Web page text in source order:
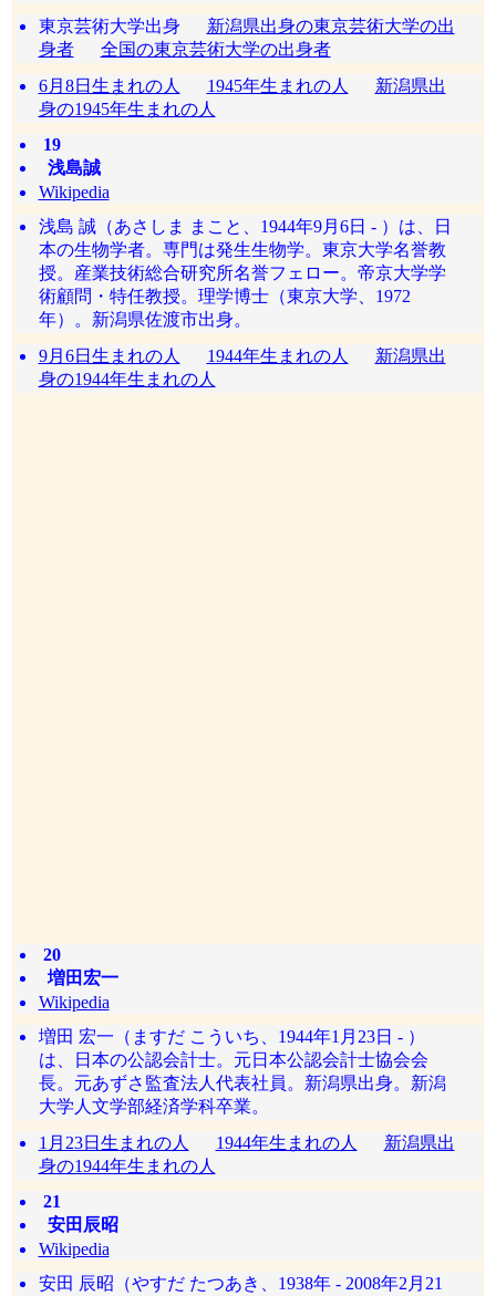
東京芸術大学出身 新潟県出身の東京芸術大学の出
身者
全国の東京芸術大学の出身者
6月8日生まれの人
1945年生まれの人
新潟県出
身の1945年生まれの人
19
浅島誠
Wikipedia
浅島 誠（あさしま まこと、1944年9月6日 - ）は、日
本の生物学者。専門は発生生物学。東京大学名誉教
授。産業技術総合研究所名誉フェロー。帝京大学学
術顧問・特任教授。理学博士（東京大学、1972
年）。新潟県佐渡市出身。
9月6日生まれの人
1944年生まれの人
新潟県出
身の1944年生まれの人
20
増田宏一
Wikipedia
増田 宏一（ますだ こういち、1944年1月23日 - ）
は、日本の公認会計士。元日本公認会計士協会会
長。元あずさ監査法人代表社員。新潟県出身。新潟
大学人文学部経済学科卒業。
1月23日生まれの人
1944年生まれの人
新潟県出
身の1944年生まれの人
21
安田辰昭
Wikipedia
安田 辰昭（やすだ たつあき、1938年 - 2008年2月21